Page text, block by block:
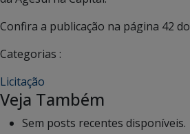
Confira a publicação na página 42 do
Categorias :
Licitação
Veja Também
Sem posts recentes disponíveis.